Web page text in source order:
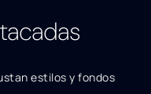
estilos y fondos